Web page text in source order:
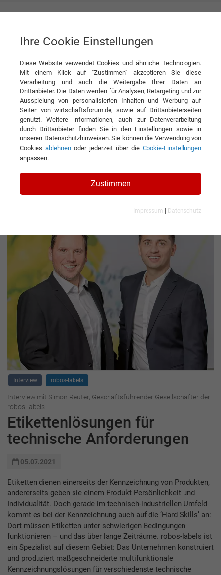
Themenwelten Industrielle Zulieferer Branchenübergreifend
BRANCHENÜBERGREIFEND
2 »
Filtern nach Kategorie: Filtern nach Land:
20 Ergebnisse gefunden
Angezeigt werden die Ergebnisse: 1 bis 10
Interview robos-labels
Interview mit Simon Reuter, Geschäftsführender Gesellschafter der
robos-labels
Etikettenlösungen für
technische Anforderungen
05.07.2021
Etiketten dienen einerseits der Kennzeichnung von Produkten,
andererseits geben sie einem Produkt Persönlichkeit und
Individualität. Doch gerade im technisch-industriellen Umfeld
kommt es bei der Kennzeichnung auch auf die ‘Hard Skills’ an:
Dort müssen Etiketten unter schwierigen Bedingungen
funktionieren – und das über lange Zeiträume. robos-labels ist
ein Spezialist auf diesem Gebiet: Das Unternehmen konstruiert
und produziert maßgeschneiderte multifunktionale
Kennzeichnungslösungen für verschiedenste technische
Ihre Cookie Einstellungen
Diese Website verwendet Cookies und ähnliche Technologien.
Mit einem Klick auf "Zustimmen" akzeptieren Sie diese
Verarbeitung und auch die Weitergabe Ihrer Daten an
Drittanbieter. Die Daten werden für Analysen, Retargeting und zur
Ausspielung von personalisierten Inhalten und Werbung auf
Seiten von wirtschaftsforum.de, sowie auf Drittanbieterseiten
genutzt. Weitere Informationen, auch zur Datenverarbeitung
durch Drittanbieter, finden Sie in den Einstellungen sowie in
unseren Datenschutzhinweisen. Sie können die Verwendung von
Cookies ablehnen oder jederzeit über die Cookie-Einstellungen
anpassen.
Zustimmen
Impressum | Datenschutz